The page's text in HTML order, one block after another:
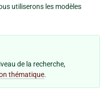
utiliserons les modèles
de la recherche,
thématique.